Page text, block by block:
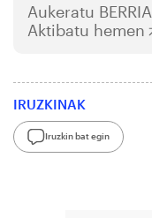
Aukeratu BERRIA
Aktibatu hemen
IRUZKINAK
Iruzkin bat egin